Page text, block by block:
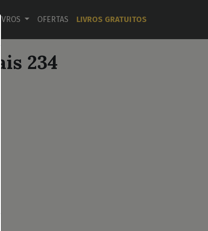
LIVROS OFERTAS LIVROS GRATUITOS
234